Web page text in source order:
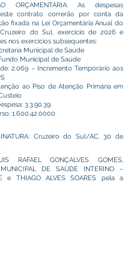
ORÇAMENTÁRIA: As despesas
contrato correrão por conta da
fixada na Lei Orçamentária Anual do
do Sul, exercício de 2026 e
nos exercícios subsequentes:
Municipal de Saúde
Municipal de Saúde
2.069 – Incremento Temporário aos
ao Piso de Atenção Primária em
3.3.90.39
1.600.42.0000
Cruzeiro do Sul/AC, 30 de
RAFAEL GONÇALVES GOMES,
MUNICIPAL DE SAÚDE INTERINO –
e THIAGO ALVES SOARES pela a